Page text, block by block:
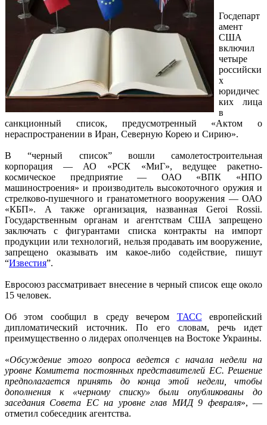
Госдепарт
амент
США
включил
четыре
российски
х
юридичес
ких лица
в
санкционный список, предусмотренный «Актом о
нераспространении в Иран, Северную Корею и Сирию».
В “черный список” вошли самолетостроительная
корпорация — АО «РСК «МиГ», ведущее ракетно-
космическое предприятие — ОАО «ВПК «НПО
машиностроения» и производитель высокоточного оружия и
стрелково-пушечного и гранатометного вооружения — ОАО
«КБП». А также организация, названная Geroi Rossii.
Государственным органам и агентствам США запрещено
заключать с фигурантами списка контракты на импорт
продукции или технологий, нельзя продавать им вооружение,
запрещено оказывать им какое-либо содействие, пишут
“Известия”.
Евросоюз рассматривает внесение в черный список еще около
15 человек.
Об этом сообщил в среду вечером ТАСС европейский
дипломатический источник. По его словам, речь идет
преимущественно о лидерах ополченцев на Востоке Украины.
«Обсуждение этого вопроса ведется с начала недели на
уровне Комитета постоянных представителей ЕС. Решение
предполагается принять до конца этой недели, чтобы
дополнения к «черному списку» были опубликованы до
заседания Совета ЕС на уровне глав МИД 9 февраля», —
отметил собеседник агентства.